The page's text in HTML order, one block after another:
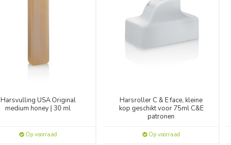
Harsvulling USA Original
medium honey | 30 ml
Op voorraad
Harsroller C & E face, kleine
kop geschikt voor 75ml C&E
patronen
Op voorraad